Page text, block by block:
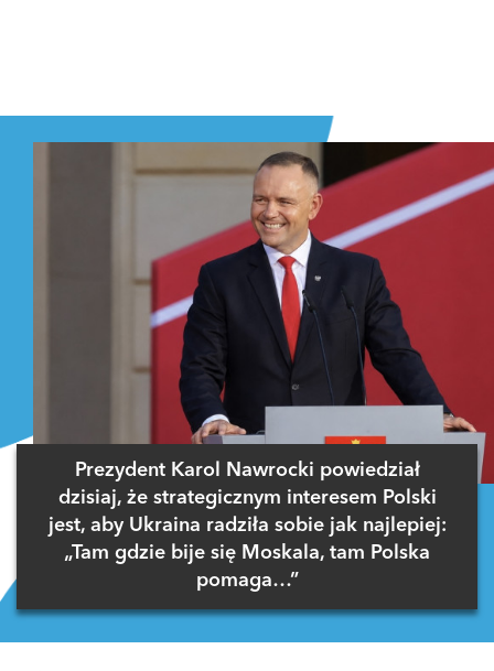
Prezydent Karol Nawrocki powiedział
dzisiaj, że strategicznym interesem Polski
jest, aby Ukraina radziła sobie jak najlepiej:
„Tam gdzie bije się Moskala, tam Polska
pomaga…”